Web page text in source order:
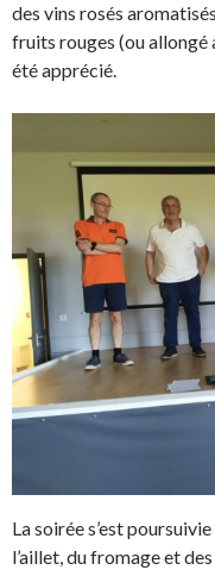
des vins rosés
fruits rouges (ou allongé
été apprécié.
La soirée s’est
l’aillet, du fromage et